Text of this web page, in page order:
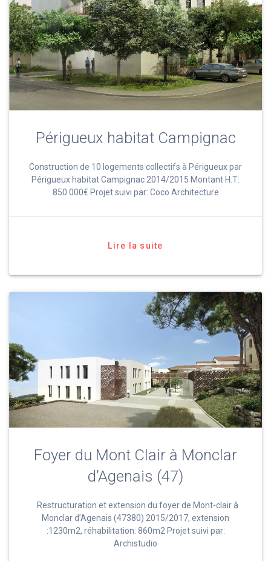
Périgueux habitat Campignac
Construction de 10 logements collectifs à Périgueux par
Périgueux habitat Campignac 2014/2015 Montant H.T:
850 000€ Projet suivi par: Coco Architecture
Lire la suite
Foyer du Mont Clair à Monclar
d’Agenais (47)
Restructuration et extension du foyer de Mont-clair à
Monclar d’Agenais (47380) 2015/2017, extension
:1230m2, réhabilitation: 860m2 Projet suivi par:
Archistudio